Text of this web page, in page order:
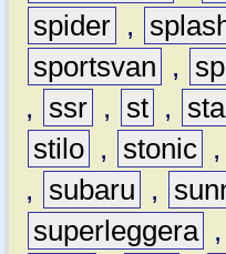
spider ,
sportsvan
,
,
ssr , st ,
stilo , stonic ,
,
subaru ,
superleggera ,